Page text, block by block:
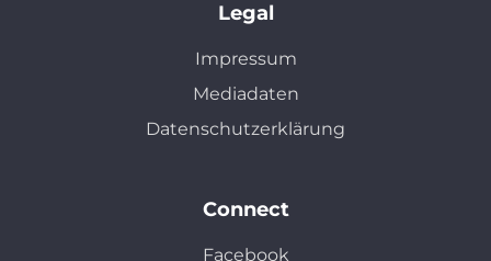
Legal
Impressum
Mediadaten
Datenschutzerklärung
Connect
Facebook